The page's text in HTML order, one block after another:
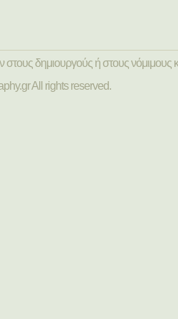
δημιουργούς ή στους νόμιμους
All rights reserved.